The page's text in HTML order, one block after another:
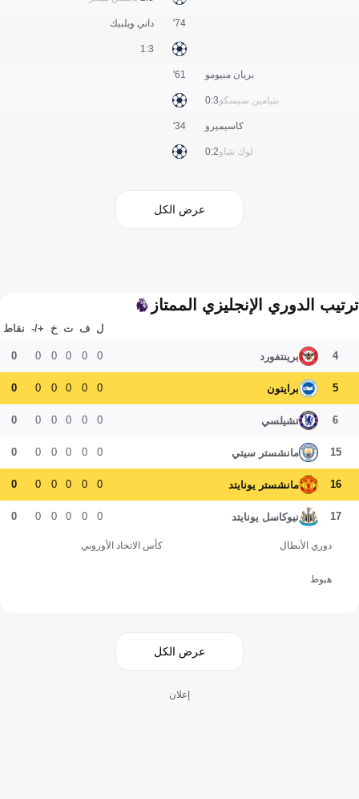
داني ويلبيك
3:1
74'
بريان مبيومو
بنيامين سيسكو3:0
61'
كاسيميرو
لوك شاو2:0
34'
عرض الكل
ترتيب الدوري الإنجليزي الممتاز
ل ف ت خ +/- نقاط
4 برينتفورد 0
0
0
0
0
0
5 برايتون 0
0
0
0
0
0
6 تشيلسي 0
0
0
0
0
0
15 مانشستر سيتي 0
0
0
0
0
0
16 مانشستر يونايتد 0
0
0
0
0
0
17 نيوكاسل يونايتد 0
0
0
0
0
0
دوري الأبطال كأس الاتحاد الأوروبي
هبوط
عرض الكل
إعلان